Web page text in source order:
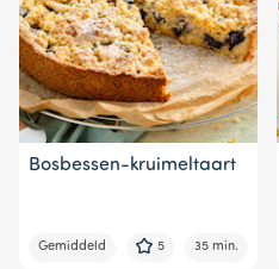
Bosbessen-kruimeltaart
Gemiddeld 5 35 min.